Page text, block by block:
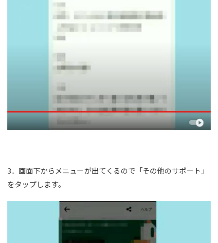
3．画面下からメニューが出てくるので「その他のサポート」
をタップします。